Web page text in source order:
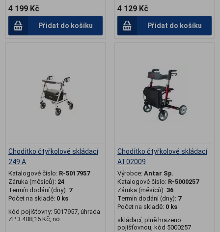
4 199 Kč
Přidat do košíku
4 129 Kč
Přidat do košíku
Chodítko čtyřkolové skládací
249 A
Katalogové číslo: R-5017957
Záruka (měsíců): 24
Termín dodání (dny): 7
Počet na skladě: 0 ks
kód pojišťovny: 5017957, úhrada
ZP 3.408,16 Kč, no...
Chodítko čtyřkolové skládací
AT02009
Výrobce: Antar Sp.
Katalogové číslo: R-5000257
Záruka (měsíců): 36
Termín dodání (dny): 7
Počet na skladě: 0 ks
skládací, plně hrazeno
pojišťovnou, kód 5000257